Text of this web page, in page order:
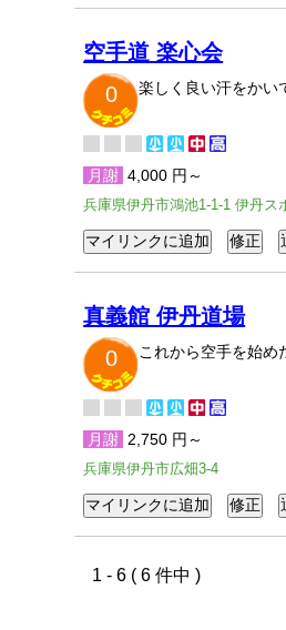
空手道 楽心会
0
楽しく良い汗をかい
月謝 4,000 円～
兵庫県伊丹市鴻池1-1-1 伊丹ス
真義館 伊丹道場
0
これから空手を始め
月謝 2,750 円～
兵庫県伊丹市広畑3-4
1 - 6 ( 6 件中 )